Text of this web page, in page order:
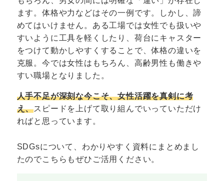
ます。体格や力などはその一例です。しかし、諦
めてはいけません。ある工場では女性でも扱いや
すいように工具を軽くしたり、荷台にキャスター
をつけて動かしやすくすることで、体格の違いを
克服。今では女性はもちろん、高齢男性も働きや
すい職場となりました。
人手不足が深刻な今こそ、女性活躍を真剣に考
え、スピードを上げて取り組んでいっていただけ
ればと思っています。
SDGsについて、わかりやすく資料にまとめまし
たのでこちらもぜひご活用ください。